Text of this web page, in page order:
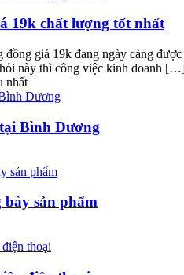
19k chất lượng tốt nhất
giá 19k đang ngày càng
này thì công việc kinh doanh
nhất
Bình Dương
bày sản phẩm